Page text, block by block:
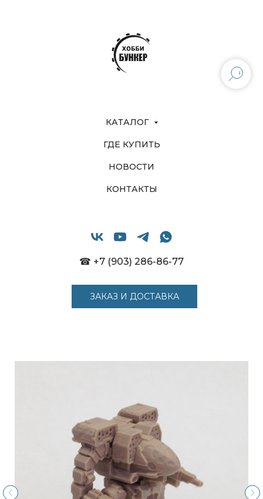
КАТАЛОГ
ГДЕ КУПИТЬ
НОВОСТИ
КОНТАКТЫ
☎ +7 (903) 286-86-77
ЗАКАЗ И ДОСТАВКА